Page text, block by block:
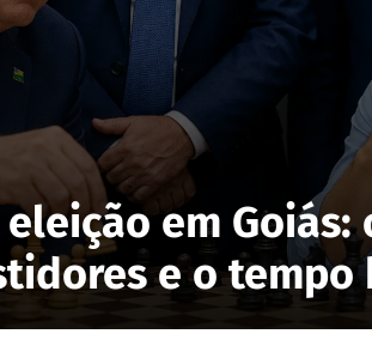
em Goiás:
e o tempo